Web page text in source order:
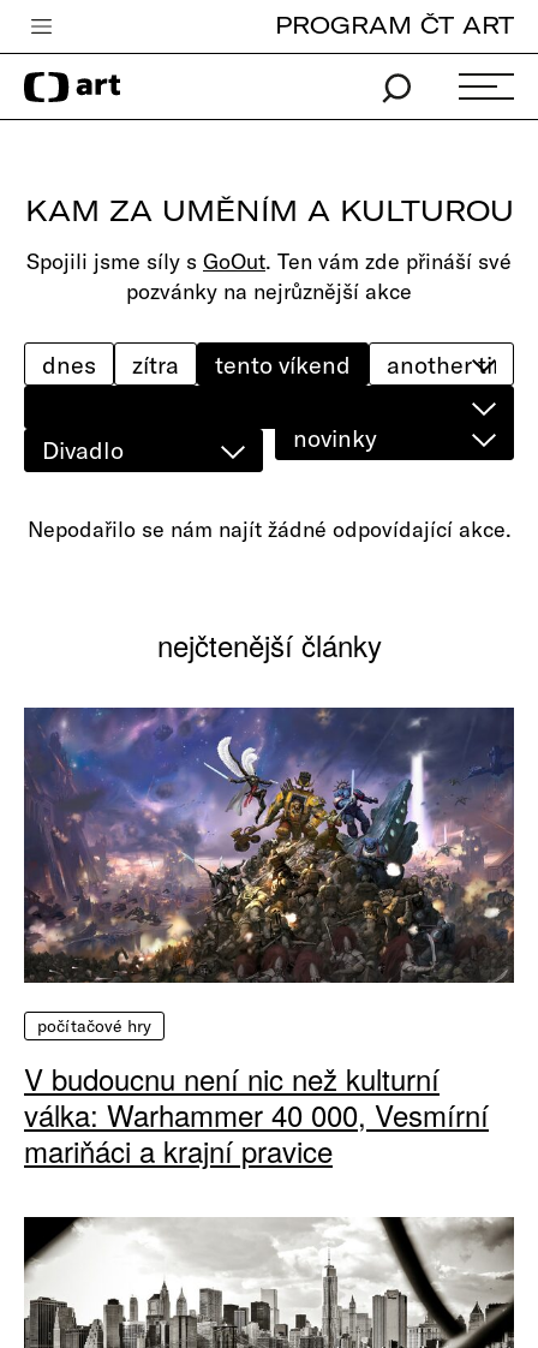
Česká televize
Zpravodajství
iVysílání
TV program
edu
PROGRAM ČT ART
KAM ZA UMĚNÍM A KULTUROU
Spojili jsme síly s GoOut. Ten vám zde přináší své
pozvánky na nejrůznější akce
Divadlo
dnes zítra tento víkend
novinky
Nepodařilo se nám najít žádné odpovídající akce.
nejčtenější články
počítačové hry
V budoucnu není nic než kulturní
válka: Warhammer 40 000, Vesmírní
mariňáci a krajní pravice